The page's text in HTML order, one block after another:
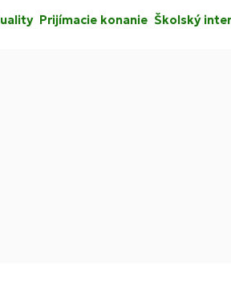
Prijímacie konanie Školský